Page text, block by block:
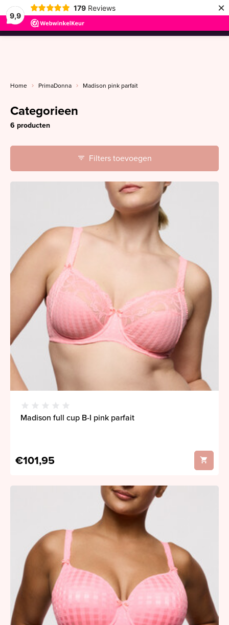
9,9
179 Reviews ×
menu
Home PrimaDonna Madison pink parfait
Categorieen
6 producten
Filters toevoegen
Madison full cup B-I pink parfait
€101,95